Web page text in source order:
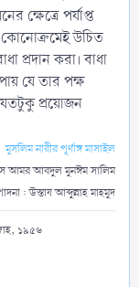
ক্ষেত্রে পর্যাপ্ত
কোনোক্রমেই উচিত
প্রদান করা। বাধা
যে তার পক্ষ
যতটুকু প্রয়োজন
মুসলিম নারীর পূর্ণাঙ্গ মাসাইল
আমর আবদুল মুনঈম সালিম
: উস্তায আব্দুল্লাহ মাহমুদ
১৯৫৬